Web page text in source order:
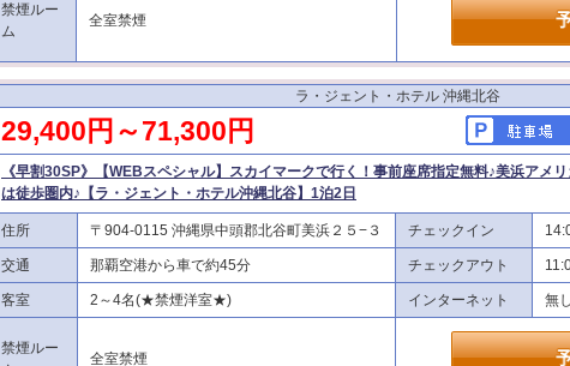
禁煙ルー
ム
全室禁煙
ラ・ジェント・ホテル 沖縄北谷
29,400円～71,300円
《早割30SP》【WEBスペシャル】スカイマークで行く！事前座席指定無料♪美浜アメ
は徒歩圏内♪【ラ・ジェント・ホテル沖縄北谷】1泊2日
住所 〒904-0115 沖縄県中頭郡北谷町美浜２５−３ チェックイン
交通 那覇空港から車で約45分 チェックアウト
客室 2～4名(★禁煙洋室★) インターネット 無し
禁煙ルー
全室禁煙